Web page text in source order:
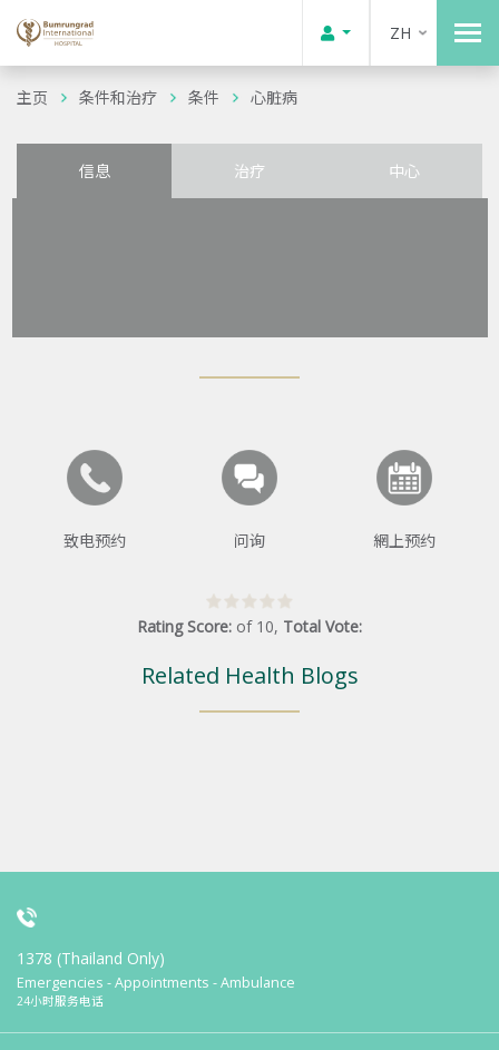
ZH
主页 条件和治疗 条件 心脏病
信息 治疗 中心
致电预约 问询 網上预约
Rating Score: of 10, Total Vote:
Related Health Blogs
1378 (Thailand Only)
Emergencies - Appointments - Ambulance
24小时服务电话